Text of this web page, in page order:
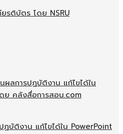
รติบัตร โดย NSRU
บัติงาน แก้ไขได้ใน PowerPoint